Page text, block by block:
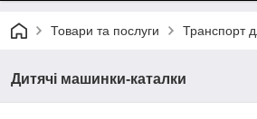
Товари та послуги Транспорт
Дитячі машинки-каталки